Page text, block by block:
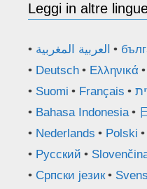
Leggi in altre
العربية المغربية
Deutsch
Ελληνικά
Suomi
Français
Bahasa Indonesia
Nederlands
Polski
Русский
Српски језик